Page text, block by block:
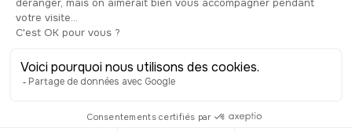
adéquation avec les valeurs et
l’engagement de la ville pour la justice
importante et se questionne sur la
façon dont le racisme institutionnel
face. C’est d’ailleurs une question